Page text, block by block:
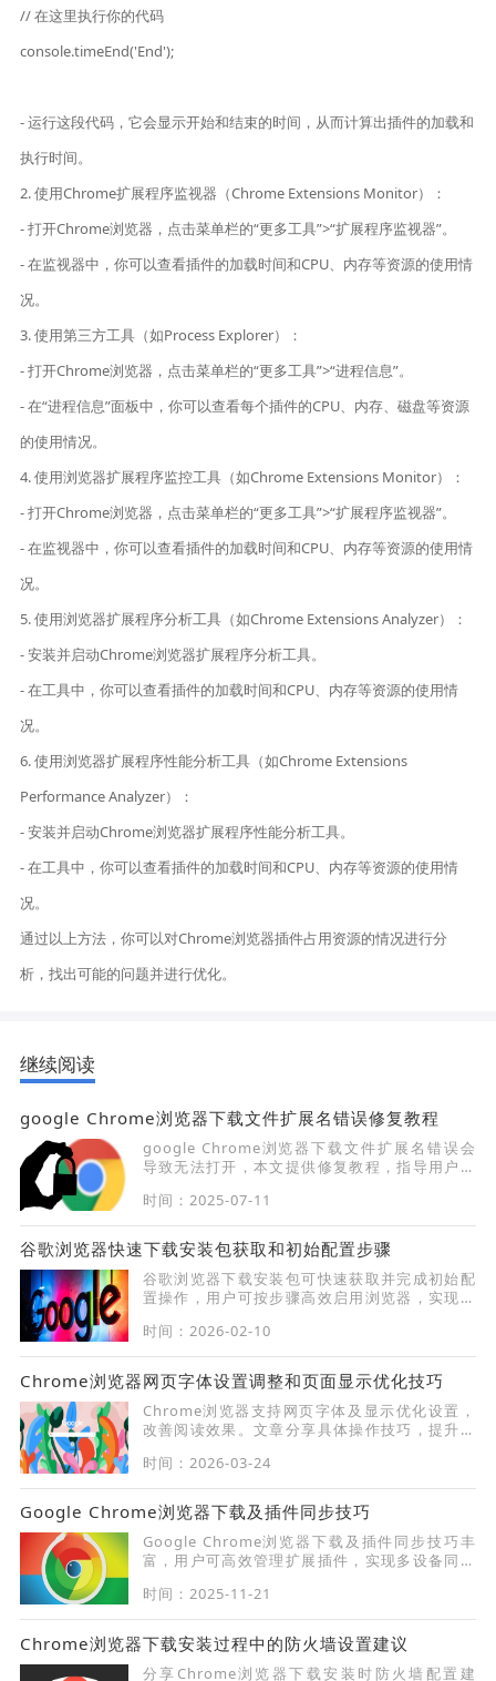
// 在这里执行你的代码
console.timeEnd('End');
- 运行这段代码，它会显示开始和结束的时间，从而计算出插件的加载和
执行时间。
2. 使用Chrome扩展程序监视器（Chrome Extensions Monitor）：
- 打开Chrome浏览器，点击菜单栏的“更多工具”>“扩展程序监视器”。
- 在监视器中，你可以查看插件的加载时间和CPU、内存等资源的使用情
况。
3. 使用第三方工具（如Process Explorer）：
- 打开Chrome浏览器，点击菜单栏的“更多工具”>“进程信息”。
- 在“进程信息”面板中，你可以查看每个插件的CPU、内存、磁盘等资源
的使用情况。
4. 使用浏览器扩展程序监控工具（如Chrome Extensions Monitor）：
- 打开Chrome浏览器，点击菜单栏的“更多工具”>“扩展程序监视器”。
- 在监视器中，你可以查看插件的加载时间和CPU、内存等资源的使用情
况。
5. 使用浏览器扩展程序分析工具（如Chrome Extensions Analyzer）：
- 安装并启动Chrome浏览器扩展程序分析工具。
- 在工具中，你可以查看插件的加载时间和CPU、内存等资源的使用情
况。
6. 使用浏览器扩展程序性能分析工具（如Chrome Extensions
Performance Analyzer）：
- 安装并启动Chrome浏览器扩展程序性能分析工具。
- 在工具中，你可以查看插件的加载时间和CPU、内存等资源的使用情
况。
通过以上方法，你可以对Chrome浏览器插件占用资源的情况进行分
析，找出可能的问题并进行优化。
继续阅读
google Chrome浏览器下载文件扩展名错误修复教程
google Chrome浏览器下载文件扩展名错误会
导致无法打开，本文提供修复教程，指导用户正
时间：2025-07-11
谷歌浏览器快速下载安装包获取和初始配置步骤
谷歌浏览器下载安装包可快速获取并完成初始配
置操作，用户可按步骤高效启用浏览器，实现办
时间：2026-02-10
Chrome浏览器网页字体设置调整和页面显示优化技巧
Chrome浏览器支持网页字体及显示优化设置，
改善阅读效果。文章分享具体操作技巧，提升用
时间：2026-03-24
Google Chrome浏览器下载及插件同步技巧
Google Chrome浏览器下载及插件同步技巧丰
富，用户可高效管理扩展插件，实现多设备同步
时间：2025-11-21
Chrome浏览器下载安装过程中的防火墙设置建议
分享Chrome浏览器下载安装时防火墙配置建